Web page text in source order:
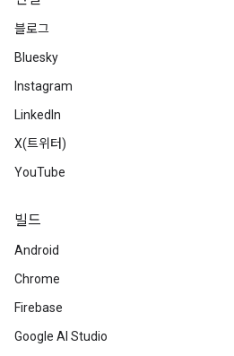
블로그
Bluesky
Instagram
LinkedIn
X(트위터)
YouTube
빌드
Android
Chrome
Firebase
Google AI Studio